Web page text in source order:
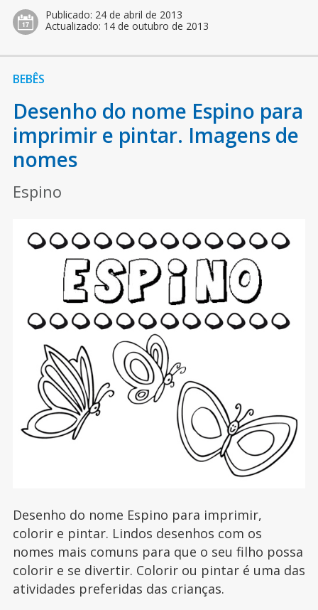
Publicado: 24 de abril de 2013
Actualizado: 14 de outubro de 2013
BEBÊS
Desenho do nome Espino para
imprimir e pintar. Imagens de
nomes
Espino
Desenho do nome Espino para imprimir,
colorir e pintar. Lindos desenhos com os
nomes mais comuns para que o seu filho possa
colorir e se divertir. Colorir ou pintar é uma das
atividades preferidas das crianças.